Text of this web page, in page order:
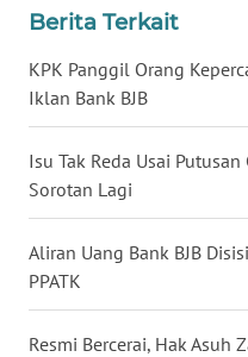
Berita Terkait
KPK Panggil Orang
Iklan Bank BJB
Isu Tak Reda Usai
Sorotan Lagi
Aliran Uang Bank BJB
PPATK
Resmi Bercerai, Hak Asuh
WN
BABEL
WN